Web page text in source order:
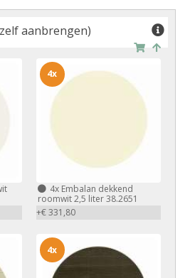
aanbrengen)
4xEmbalan dekkend
roomwit 2,5 liter 38.2651
+€ 331,80
4x
4x